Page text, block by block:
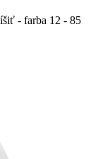
- farba 12 - 85